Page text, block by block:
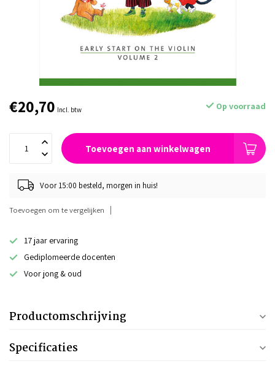
€20,70 Incl. btw Op voorraad
Toevoegen aan winkelwagen
Voor 15:00 besteld, morgen in huis!
Toevoegen om te vergelijken
17 jaar ervaring
Gediplomeerde docenten
Voor jong & oud
Productomschrijving
Specificaties